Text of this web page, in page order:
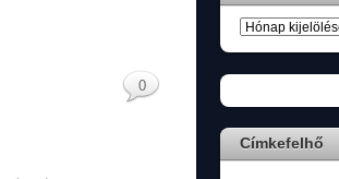
0
Archívum
Címkefelhő